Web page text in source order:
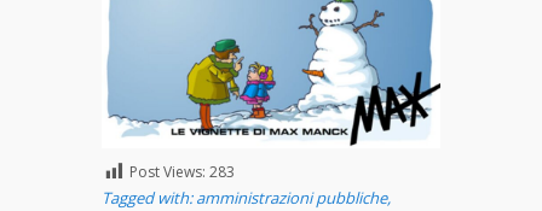
Post Views: 283
Tagged with: amministrazioni pubbliche,